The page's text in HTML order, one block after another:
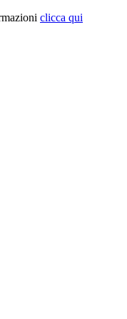
clicca qui